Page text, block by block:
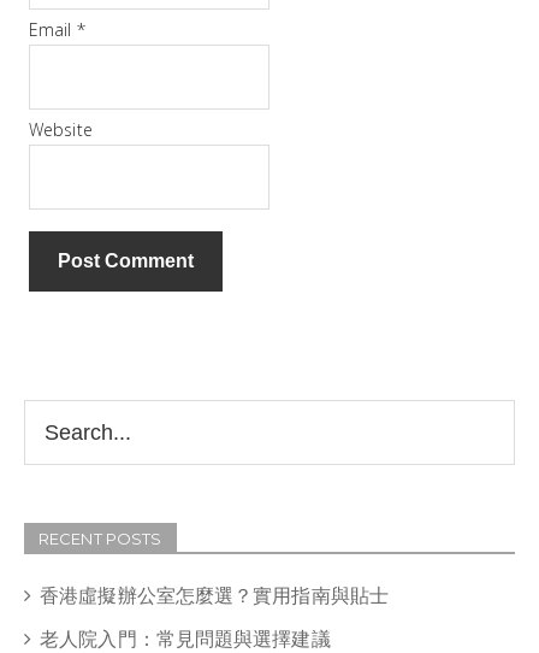
Email *
Website
RECENT POSTS
香港虛擬辦公室怎麼選？實用指南與貼士
老人院入門：常見問題與選擇建議